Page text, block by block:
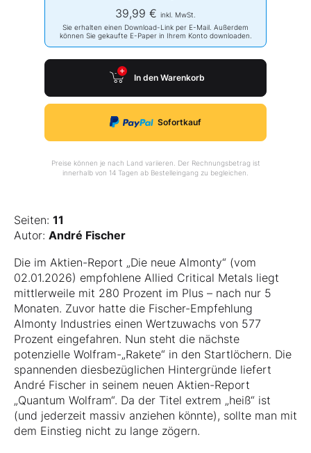
39,99 € inkl. MwSt.
Sie erhalten einen Download-Link per E-Mail. Außerdem
können Sie gekaufte E-Paper in Ihrem Konto downloaden.
In den Warenkorb
Sofortkauf
Preise können je nach Land variieren. Der Rechnungsbetrag ist
innerhalb von 14 Tagen ab Bestelleingang zu begleichen.
Seiten: 11
Autor: André Fischer
Die im Aktien-Report „Die neue Almonty“ (vom
02.01.2026) empfohlene Allied Critical Metals liegt
mittlerweile mit 280 Prozent im Plus – nach nur 5
Monaten. Zuvor hatte die Fischer-Empfehlung
Almonty Industries einen Wertzuwachs von 577
Prozent eingefahren. Nun steht die nächste
potenzielle Wolfram-„Rakete“ in den Startlöchern. Die
spannenden diesbezüglichen Hintergründe liefert
André Fischer in seinem neuen Aktien-Report
„Quantum Wolfram“. Da der Titel extrem „heiß“ ist
(und jederzeit massiv anziehen könnte), sollte man mit
dem Einstieg nicht zu lange zögern.